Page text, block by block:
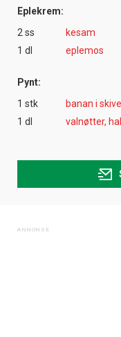
Eplekrem:
2 ss
kesam
1 dl
eplemos
Pynt:
1 stk
banan i
1 dl
valnøtter,